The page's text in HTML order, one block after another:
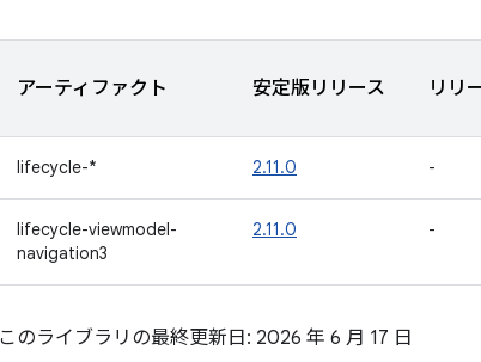
アーティファクト 安定版リリース リリ
lifecycle-* 2.11.0 -
lifecycle-viewmodel-
navigation3
2.11.0 -
このライブラリの最終更新日: 2026 年 6 月 17 日